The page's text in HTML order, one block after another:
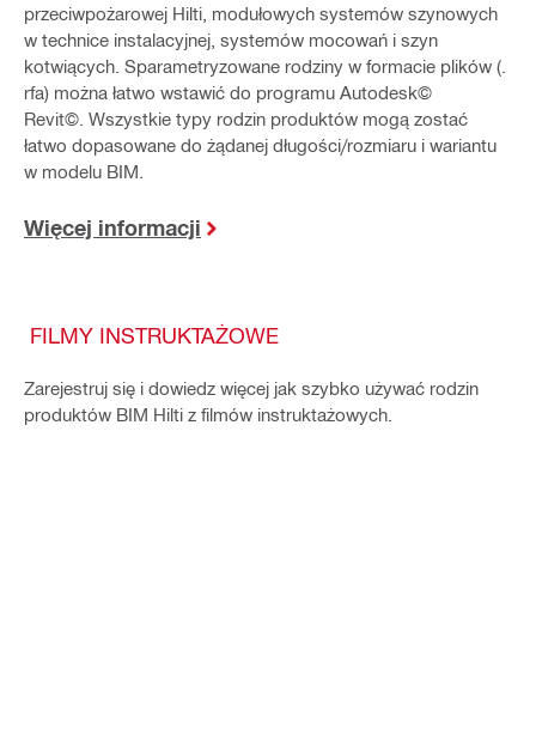
przeciwpożarowej Hilti, modułowych systemów szynowych
w technice instalacyjnej, systemów mocowań i szyn
kotwiących. Sparametryzowane rodziny w formacie plików (.
rfa) można łatwo wstawić do programu Autodesk©
Revit©. Wszystkie typy rodzin produktów mogą zostać
łatwo dopasowane do żądanej długości/rozmiaru i wariantu
w modelu BIM.
Więcej informacji
FILMY INSTRUKTAŻOWE
Zarejestruj się i dowiedz więcej jak szybko używać rodzin
produktów BIM Hilti z filmów instruktażowych.